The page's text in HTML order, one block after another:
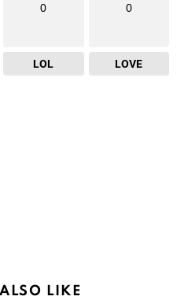
0
LOL
0
LOVE
LIKE